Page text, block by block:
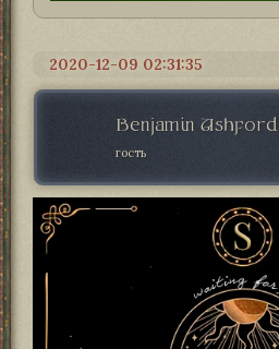
2020-12-09 02:31:35
Benjamin Ashford
гость